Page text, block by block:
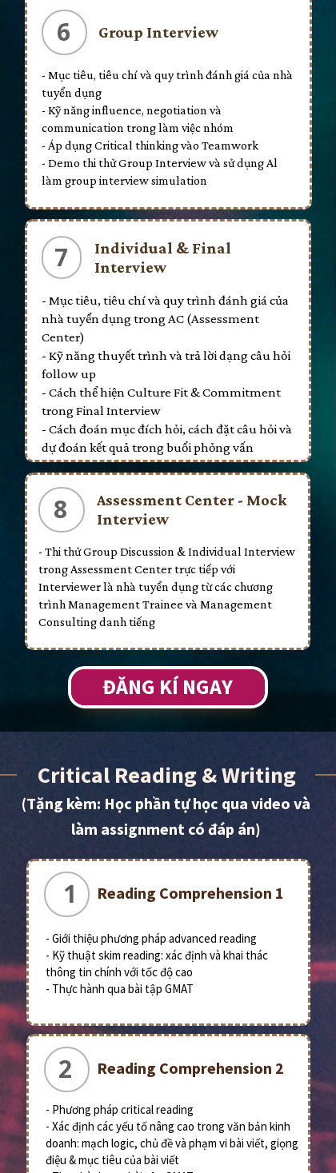
ĐĂNG KÍ NGAY
Individual & Final
Interview
- Mục tiêu, tiêu chí và quy trình đánh giá của
nhà tuyển dụng trong AC (Assessment
Center)
- Kỹ năng thuyết trình và trả lời dạng câu hỏi
follow up
- Cách thể hiện Culture Fit & Commitment
trong Final Interview
- Cách đoán mục đích hỏi, cách đặt câu hỏi và
dự đoán kết quả trong buổi phỏng vấn
7
Assessment Center - Mock
Interview
- Thi thử Group Discussion & Individual Interview
trong Assessment Center trực tiếp với
Interviewer là nhà tuyển dụng từ các chương
trình Management Trainee và Management
Consulting danh tiếng
8
Group Interview
- Mục tiêu, tiêu chí và quy trình đánh giá của nhà
tuyển dụng
- Kỹ năng influence, negotiation và
communication trong làm việc nhóm
- Áp dụng Critical thinking vào Teamwork
- Demo thi thử Group Interview và sử dụng Al
làm group interview simulation
6
Critical Reading & Writing
(Tặng kèm: Học phần tự học qua video và
làm assignment có đáp án)
Reading Comprehension 1
- Giới thiệu phương pháp advanced reading
- Kỹ thuật skim reading: xác định và khai thác
thông tin chính với tốc độ cao
- Thực hành qua bài tập GMAT
1
Reading Comprehension 2
- Phương pháp critical reading
- Xác định các yếu tố nâng cao trong văn bản kinh
doanh: mạch logic, chủ đề và phạm vi bài viết, giọng
điệu & mục tiêu của bài viết
2